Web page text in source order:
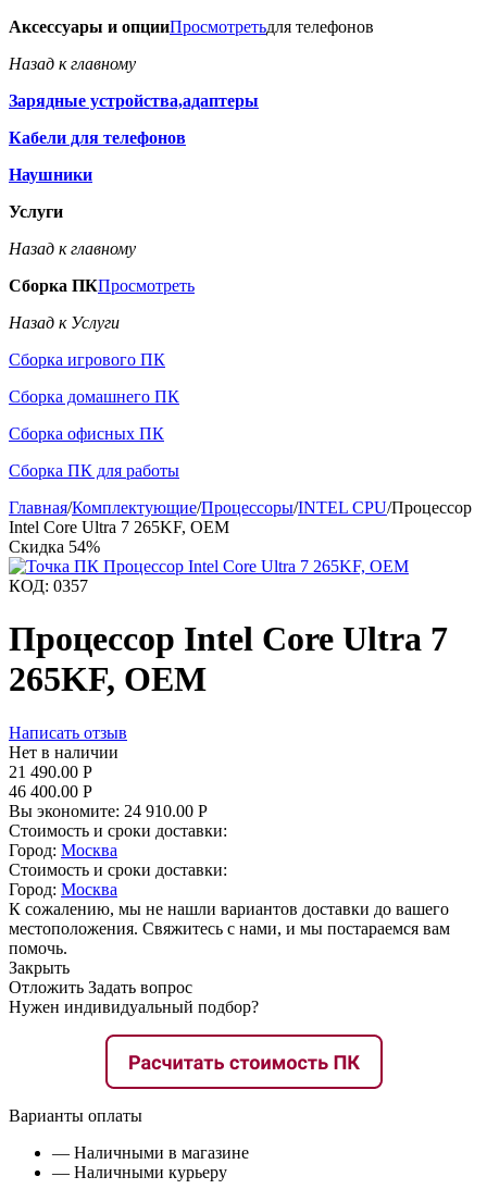
Аксессуары и опцииПросмотретьдля телефонов
Назад к главному
Зарядные устройства,адаптеры
Кабели для телефонов
Наушники
Услуги
Назад к главному
Сборка ПКПросмотреть
Назад к Услуги
Сборка игрового ПК
Сборка домашнего ПК
Сборка офисных ПК
Сборка ПК для работы
Главная/Комплектующие/Процессоры/INTEL CPU/Процессор
Intel Core Ultra 7 265KF, OEM
Скидка 54%
КОД: 0357
Процессор Intel Core Ultra 7
265KF, OEM
Написать отзыв
Нет в наличии
21 490.00 Р
46 400.00 Р
Вы экономите: 24 910.00 Р
Стоимость и сроки доставки:
Город: Москва
Стоимость и сроки доставки:
Город: Москва
К сожалению, мы не нашли вариантов доставки до вашего
местоположения. Свяжитесь с нами, и мы постараемся вам
помочь.
Закрыть
Отложить Задать вопрос
Нужен индивидуальный подбор?
Варианты оплаты
— Наличными в магазине
— Наличными курьеру